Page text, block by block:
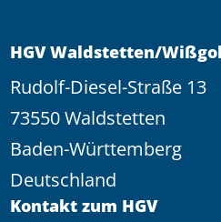
HGV Waldstetten/
Rudolf-Diesel-Straße 13
73550 Waldstetten
Baden-Württemberg
Deutschland
Kontakt zum HGV